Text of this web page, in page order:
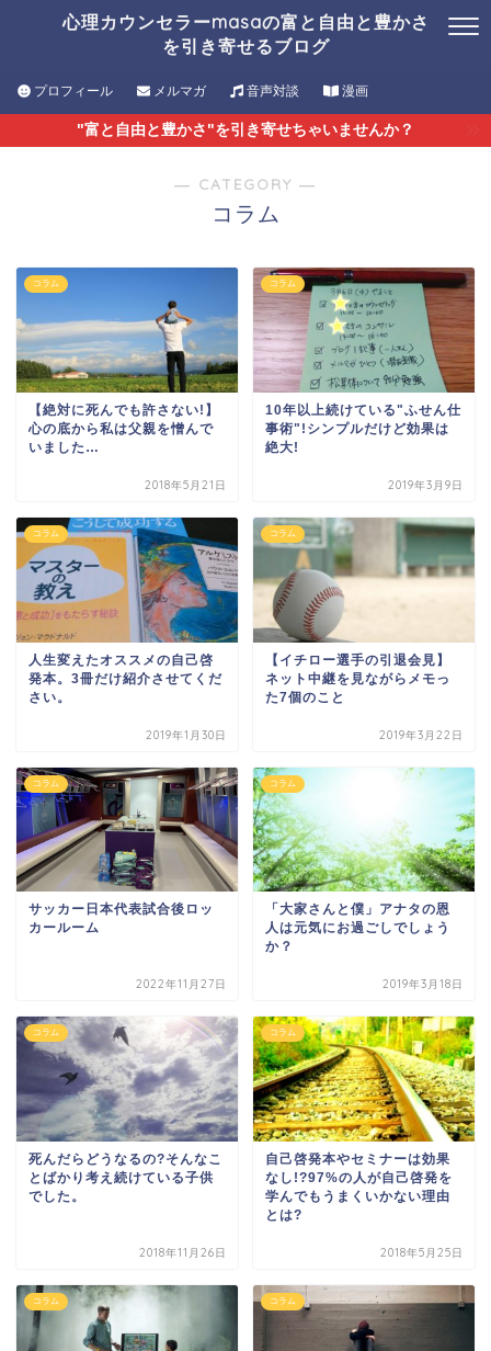
心理カウンセラーmasaの富と自由と豊かさ
を引き寄せるブログ
プロフィール メルマガ 音声対談 漫画
"富と自由と豊かさ"を引き寄せちゃいませんか？
― CATEGORY ―
コラム
コラム
【絶対に死んでも許さない!】
心の底から私は父親を憎んで
いました…
2018年5月21日
コラム
10年以上続けている"ふせん仕
事術"!シンプルだけど効果は
絶大!
2019年3月9日
コラム
人生変えたオススメの自己啓
発本。3冊だけ紹介させてくだ
さい。
2019年1月30日
コラム
【イチロー選手の引退会見】
ネット中継を見ながらメモっ
た7個のこと
2019年3月22日
コラム
サッカー日本代表試合後ロッ
カールーム
2022年11月27日
コラム
「大家さんと僕」アナタの恩
人は元気にお過ごしでしょう
か？
2019年3月18日
コラム
死んだらどうなるの?そんなこ
とばかり考え続けている子供
でした。
2018年11月26日
コラム
自己啓発本やセミナーは効果
なし!?97%の人が自己啓発を
学んでもうまくいかない理由
とは?
2018年5月25日
コラム コラム